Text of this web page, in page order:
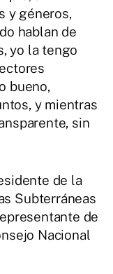
y géneros,
hablan de
yo la tengo
bueno,
y mientras
sin
de la
Subterráneas
de
Nacional